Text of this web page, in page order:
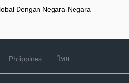
Dengan Negara-Negara
Philippines ไทย